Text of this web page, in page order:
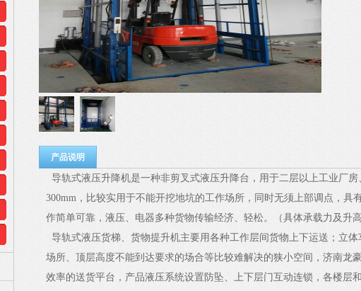
产品说明
导轨式液压升降机是一种非剪叉式液压升降台，用于二层以上工业厂
300mm ，比较实用于不能开挖地坑的工作场所，同时无须上部调点，
作简单可靠，液压、电器多种货物传输经济、轻松。（具体承载力及升
导轨式液压货梯、货物提升机主要用各种工作层间货物上下运送；立
场所、顶层高度不能到达要求的场合等比较难解决的狭小空间，济南龙
效率的送货平台，产品液压系统设置防坠、上下层门互动连锁，各楼层